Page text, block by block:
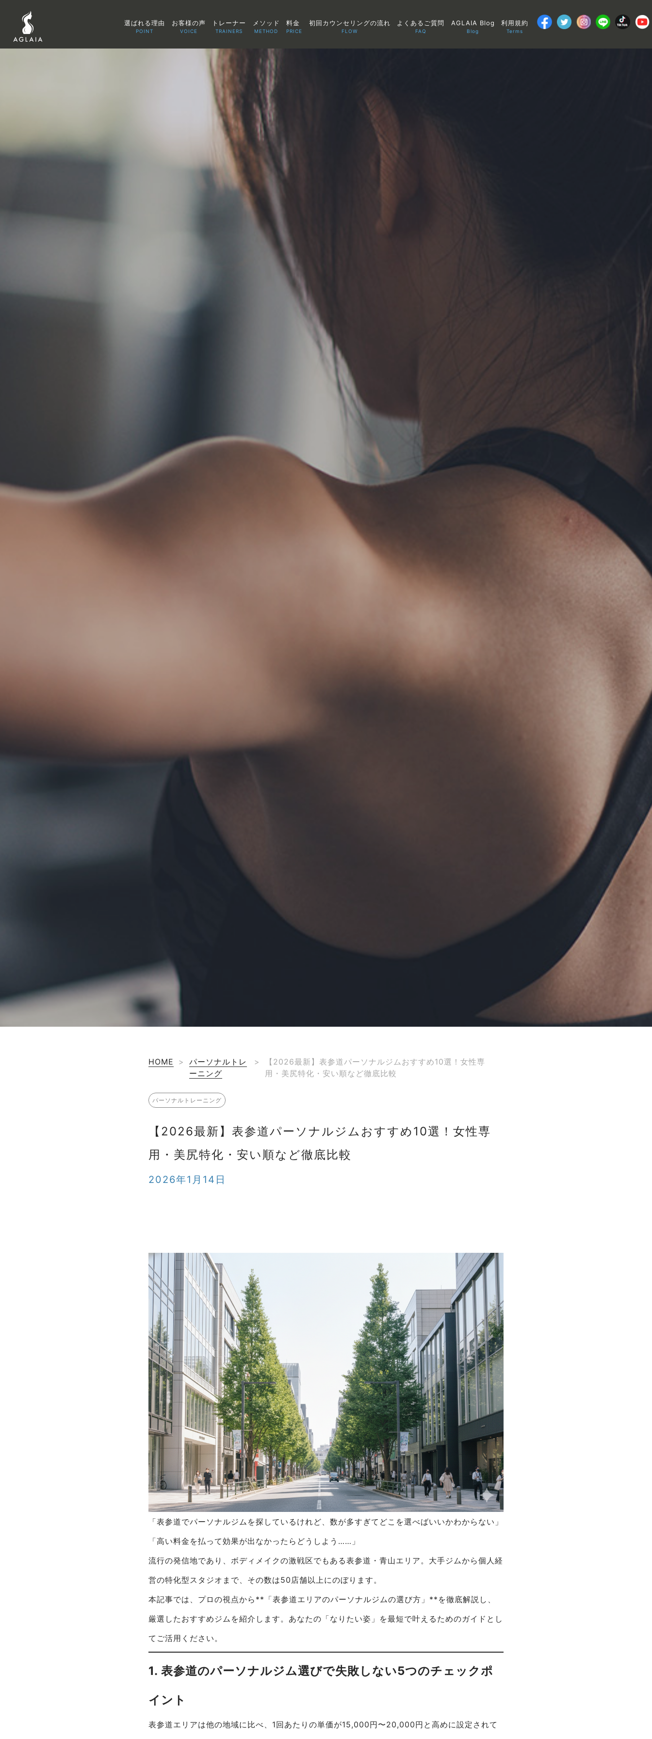
選ばれる理由
POINT
お客様の声
VOICE
トレーナー
TRAINERS
メソッド
METHOD
料金
PRICE
初回カウンセリングの流れ
FLOW
よくあるご質問
FAQ
AGLAIA Blog
Blog
利用規約
Terms
HOME >
パーソナルトレ
ーニング
>
【2026最新】表参道パーソナルジムおすすめ10選！女性専
用・美尻特化・安い順など徹底比較
パーソナルトレーニング
【2026最新】表参道パーソナルジムおすすめ10選！女性専
用・美尻特化・安い順など徹底比較
2026年1月14日
「表参道でパーソナルジムを探しているけれど、数が多すぎてどこを選べばいいかわからない」
「高い料金を払って効果が出なかったらどうしよう……」
流行の発信地であり、ボディメイクの激戦区でもある表参道・青山エリア。大手ジムから個人経
営の特化型スタジオまで、その数は50店舗以上にのぼります。
本記事では、プロの視点から**「表参道エリアのパーソナルジムの選び方」**を徹底解説し、
厳選したおすすめジムを紹介します。あなたの「なりたい姿」を最短で叶えるためのガイドとし
てご活用ください。
1. 表参道のパーソナルジム選びで失敗しない5つのチェックポ
イント
表参道エリアは他の地域に比べ、1回あたりの単価が15,000円〜20,000円と高めに設定されて